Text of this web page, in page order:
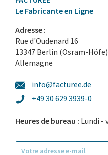
Le Fabricante en Ligne
Adresse :
Rue d'Oudenard 16
13347 Berlin (Osram-Höfe)
Allemagne
info@facturee.de
+49 30 629 3939-0
Heures de bureau : Lundi -